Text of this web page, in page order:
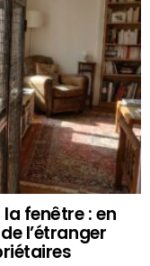
fenêtre : en
l’étranger